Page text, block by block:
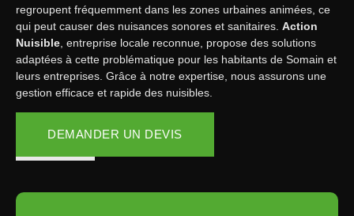
regroupent fréquemment dans les zones urbaines animées, ce
qui peut causer des nuisances sonores et sanitaires. Action
Nuisible , entreprise locale reconnue, propose des solutions
adaptées à cette problématique pour les habitants de Somain et
leurs entreprises. Grâce à notre expertise, nous assurons une
gestion efficace et rapide des nuisibles.
DEMANDER UN DEVIS